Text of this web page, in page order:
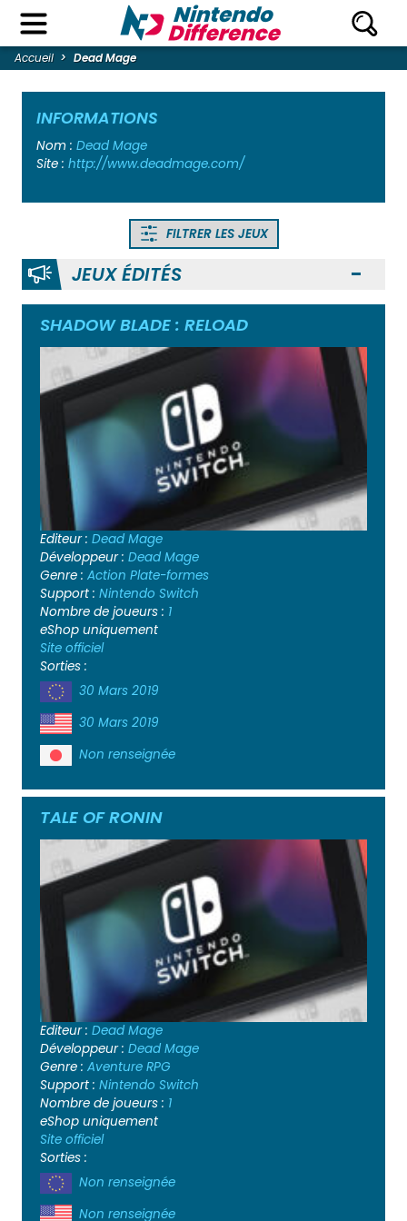
Accueil Dead Mage
INFORMATIONS
Nom : Dead Mage
Site : http://www.deadmage.com/
FILTRER LES JEUX
JEUX ÉDITÉS
SHADOW BLADE : RELOAD
Editeur : Dead Mage
Développeur : Dead Mage
Genre : Action Plate-formes
Support : Nintendo Switch
Nombre de joueurs : 1
eShop uniquement
Site officiel
Sorties :
30 Mars 2019
30 Mars 2019
Non renseignée
TALE OF RONIN
Editeur : Dead Mage
Développeur : Dead Mage
Genre : Aventure RPG
Support : Nintendo Switch
Nombre de joueurs : 1
eShop uniquement
Site officiel
Sorties :
Non renseignée
Non renseignée